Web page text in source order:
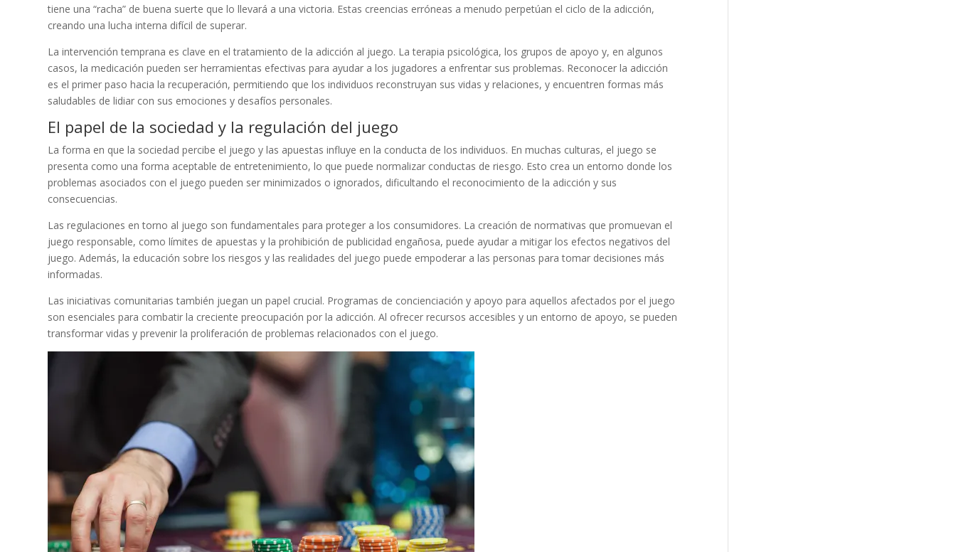
tiene una “racha” de buena suerte que lo llevará a una victoria. Estas creencias erróneas a menudo perpetúan el ciclo de la adicción,
creando una lucha interna difícil de superar.
La intervención temprana es clave en el tratamiento de la adicción al juego. La terapia psicológica, los grupos de apoyo y, en algunos
casos, la medicación pueden ser herramientas efectivas para ayudar a los jugadores a enfrentar sus problemas. Reconocer la adicción
es el primer paso hacia la recuperación, permitiendo que los individuos reconstruyan sus vidas y relaciones, y encuentren formas más
saludables de lidiar con sus emociones y desafíos personales.
El papel de la sociedad y la regulación del juego
La forma en que la sociedad percibe el juego y las apuestas influye en la conducta de los individuos. En muchas culturas, el juego se
presenta como una forma aceptable de entretenimiento, lo que puede normalizar conductas de riesgo. Esto crea un entorno donde los
problemas asociados con el juego pueden ser minimizados o ignorados, dificultando el reconocimiento de la adicción y sus
consecuencias.
Las regulaciones en torno al juego son fundamentales para proteger a los consumidores. La creación de normativas que promuevan el
juego responsable, como límites de apuestas y la prohibición de publicidad engañosa, puede ayudar a mitigar los efectos negativos del
juego. Además, la educación sobre los riesgos y las realidades del juego puede empoderar a las personas para tomar decisiones más
informadas.
Las iniciativas comunitarias también juegan un papel crucial. Programas de concienciación y apoyo para aquellos afectados por el juego
son esenciales para combatir la creciente preocupación por la adicción. Al ofrecer recursos accesibles y un entorno de apoyo, se pueden
transformar vidas y prevenir la proliferación de problemas relacionados con el juego.